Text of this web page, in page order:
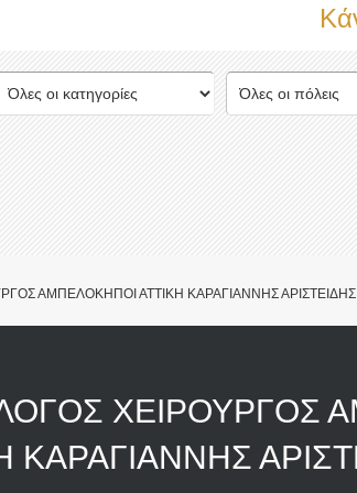
Κάντε
ΑΜΠΕΛΟΚΗΠΟΙ ΑΤΤΙΚΗ ΚΑΡΑΓΙΑΝΝΗΣ ΑΡΙΣΤΕΙΔΗΣ
ΧΕΙΡΟΥΡΓΟΣ
ΚΑΡΑΓΙΑΝΝΗΣ